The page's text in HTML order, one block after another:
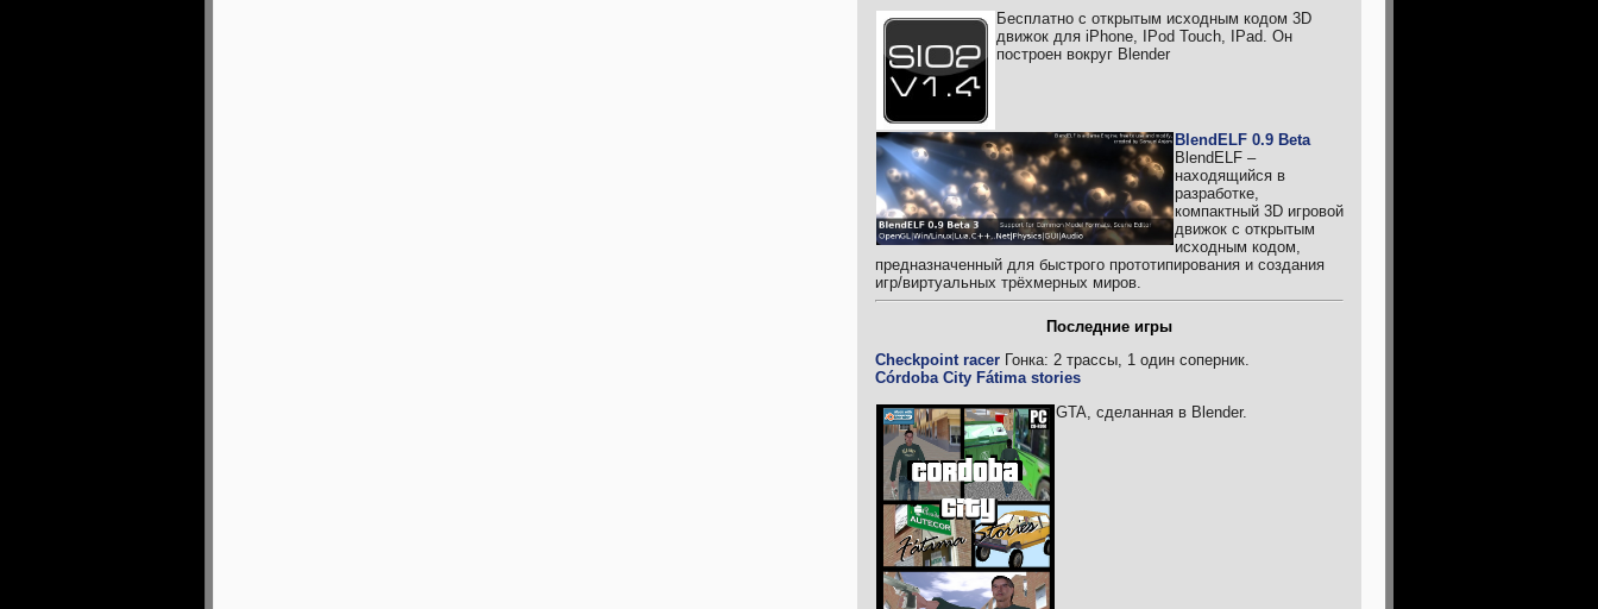
Бесплатно с открытым исходным кодом 3D
движок для iPhone, IPod Touch, IPad. Он
построен вокруг Blender
BlendELF 0.9 Beta
BlendELF –
находящийся в
разработке,
компактный 3D игровой
движок с открытым
исходным кодом,
предназначенный для быстрого прототипирования и создания
игр/виртуальных трёхмерных миров.
Последние игры
Checkpoint racer Гонка: 2 трассы, 1 один соперник.
Córdoba City Fátima stories
GTA, сделанная в Blender.